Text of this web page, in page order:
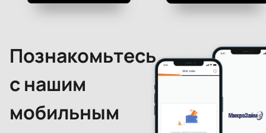
Познакомьтесь
с нашим
мобильным